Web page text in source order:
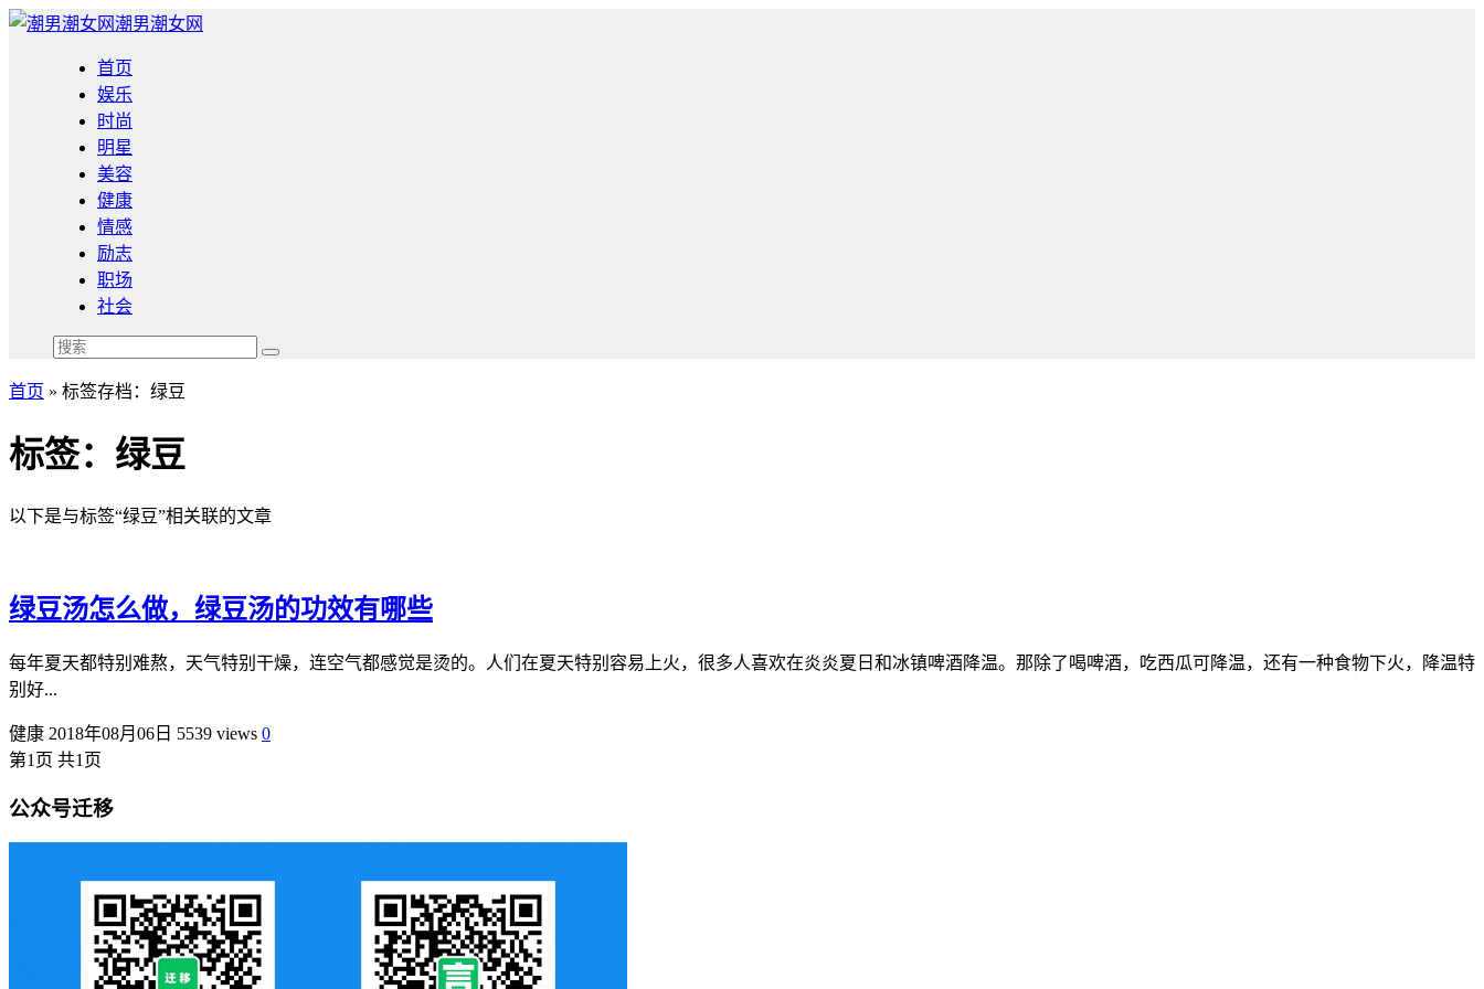
潮男潮女网
首页
娱乐
时尚
明星
美容
健康
情感
励志
职场
社会
首页 » 标签存档：绿豆
标签：绿豆
以下是与标签“绿豆”相关联的文章
绿豆汤怎么做，绿豆汤的功效有哪些
每年夏天都特别难熬，天气特别干燥，连空气都感觉是烫的。人们在夏天特别容易上火，很多人喜欢在炎炎夏日和冰镇啤酒降温。那除了喝啤酒，吃西瓜可降温，还有一种食物下火，降温特
别好...
健康 2018年08月06日 5539 views 0
第1页 共1页
公众号迁移